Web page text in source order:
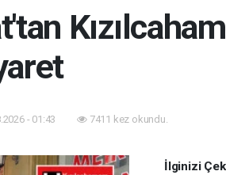
- 01:43 7411 kez okundu.
İlginizi